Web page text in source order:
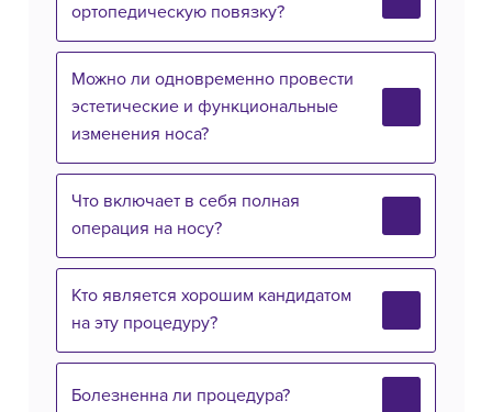
ортопедическую повязку?
Можно ли одновременно провести
эстетические и функциональные
изменения носа?
Что включает в себя полная
операция на носу?
Кто является хорошим кандидатом
на эту процедуру?
Болезненна ли процедура?